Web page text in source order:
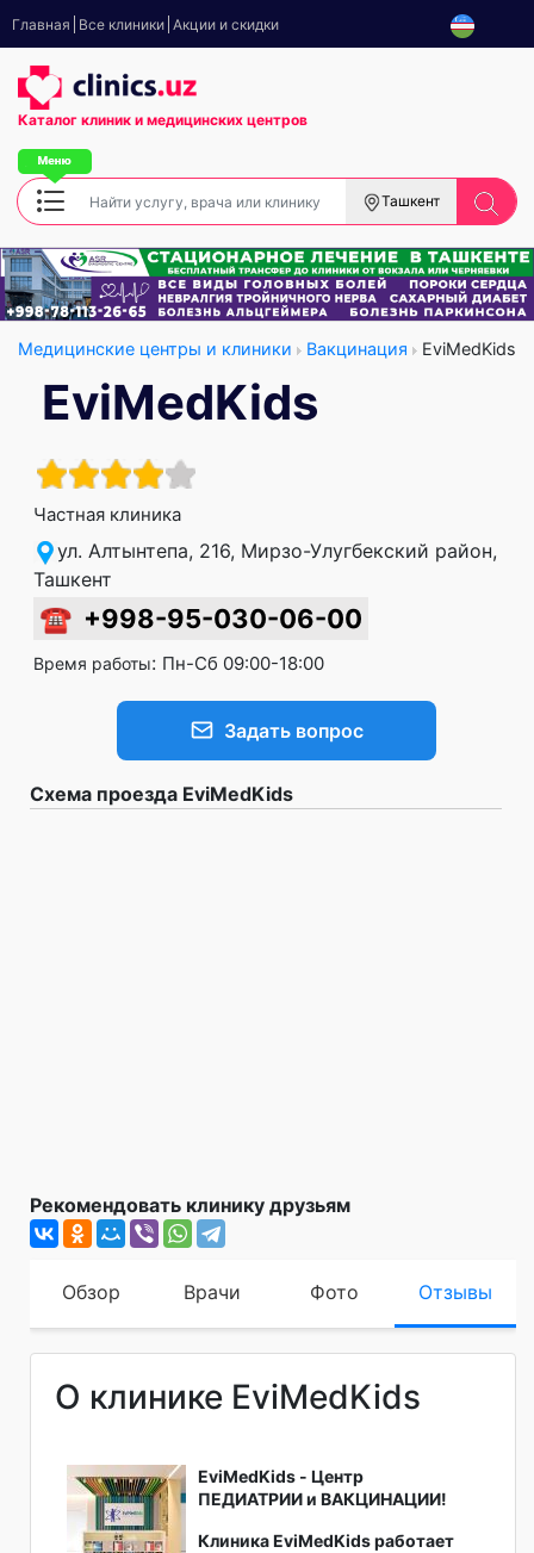
Главная Все клиники Акции и скидки
Каталог клиник и медицинских центров
Ташкент
Медицинские центры и клиники Вакцинация EviMedKids
EviMedKids
Частная клиника
ул. Алтынтепа, 216, Мирзо-Улугбекский район,
Ташкент
☎ +998-95-030-06-00
Время работы: Пн-Сб 09:00-18:00
Задать вопрос
Схема проезда EviMedKids
Рекомендовать клинику друзьям
Обзор Врачи Фото Отзывы
О клинике EviMedKids
EviMedKids - Центр
ПЕДИАТРИИ и ВАКЦИНАЦИИ!
Клиника EviMedKids работает